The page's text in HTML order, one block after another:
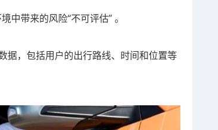
中带来的风险“不可评估” 。
据，包括用户的出行路线、时间和位置等